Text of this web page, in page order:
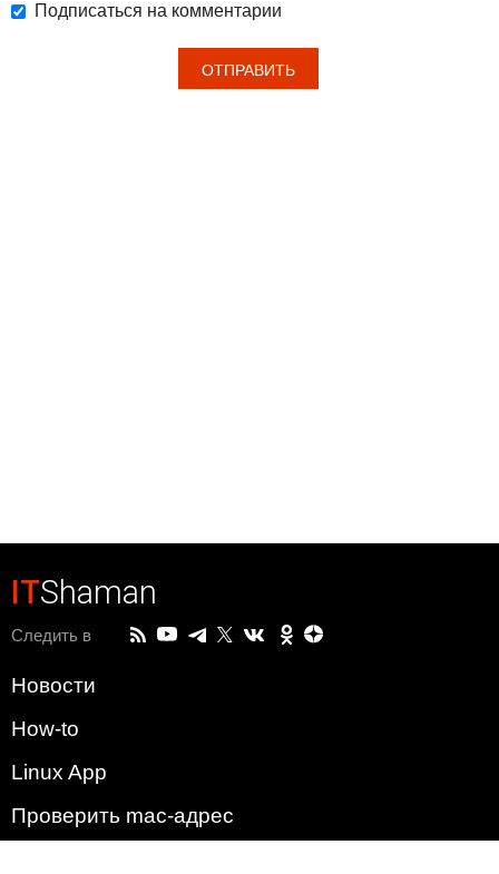
Подписаться на комментарии
ITShaman
Следить в
Новости
How-to
Linux App
Проверить mac-адрес